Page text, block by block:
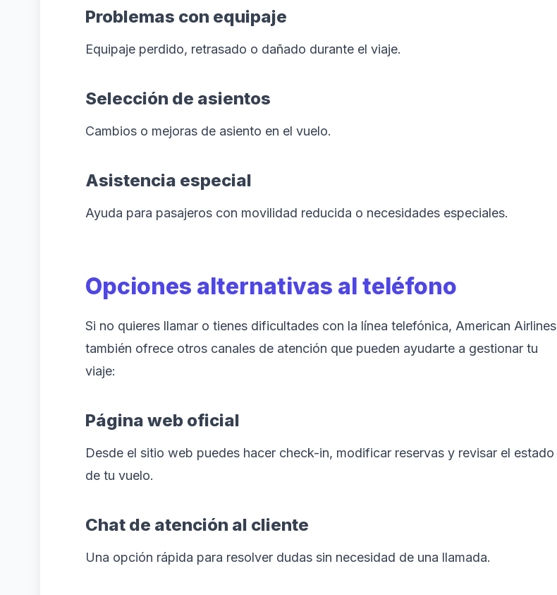
Problemas con equipaje
Equipaje perdido, retrasado o dañado durante el viaje.
Selección de asientos
Cambios o mejoras de asiento en el vuelo.
Asistencia especial
Ayuda para pasajeros con movilidad reducida o necesidades especiales.
Opciones alternativas al teléfono
Si no quieres llamar o tienes dificultades con la línea telefónica, American Airlines
también ofrece otros canales de atención que pueden ayudarte a gestionar tu
viaje:
Página web oficial
Desde el sitio web puedes hacer check-in, modificar reservas y revisar el estado
de tu vuelo.
Chat de atención al cliente
Una opción rápida para resolver dudas sin necesidad de una llamada.